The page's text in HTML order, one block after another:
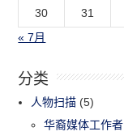
30
31
« 7月
分类
人物扫描 (5)
华裔媒体工作者